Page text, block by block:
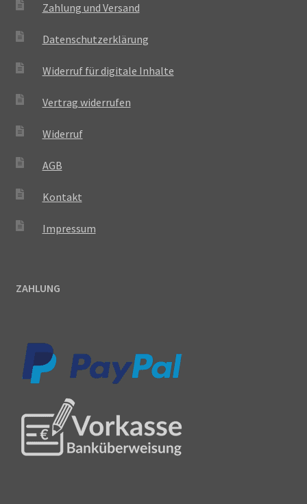
Zahlung und Versand
Datenschutzerklärung
Widerruf für digitale Inhalte
Vertrag widerrufen
Widerruf
AGB
Kontakt
Impressum
ZAHLUNG